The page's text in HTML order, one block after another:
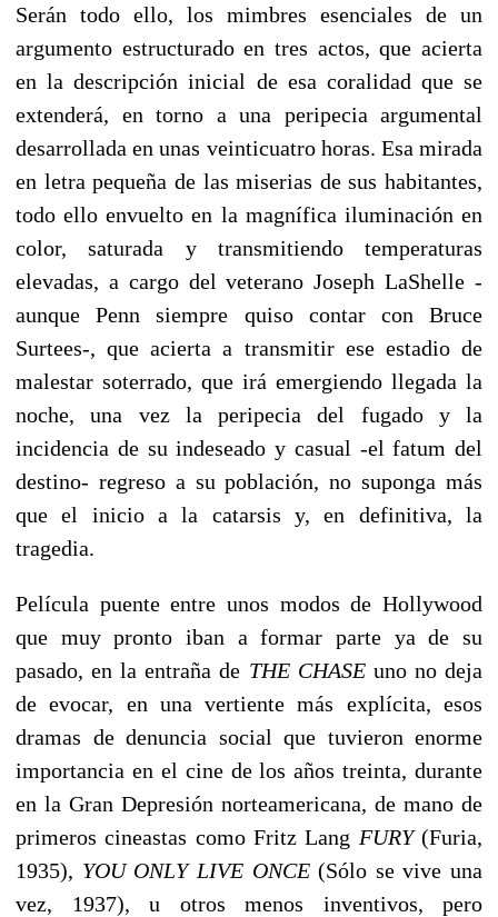
Serán todo ello, los mimbres esenciales de un
argumento estructurado en tres actos, que acierta
en la descripción inicial de esa coralidad que se
extenderá, en torno a una peripecia argumental
desarrollada en unas veinticuatro horas. Esa mirada
en letra pequeña de las miserias de sus habitantes,
todo ello envuelto en la magnífica iluminación en
color, saturada y transmitiendo temperaturas
elevadas, a cargo del veterano Joseph LaShelle -
aunque Penn siempre quiso contar con Bruce
Surtees-, que acierta a transmitir ese estadio de
malestar soterrado, que irá emergiendo llegada la
noche, una vez la peripecia del fugado y la
incidencia de su indeseado y casual -el fatum del
destino- regreso a su población, no suponga más
que el inicio a la catarsis y, en definitiva, la
tragedia.
Película puente entre unos modos de Hollywood
que muy pronto iban a formar parte ya de su
pasado, en la entraña de THE CHASEuno no deja
de evocar, en una vertiente más explícita, esos
dramas de denuncia social que tuvieron enorme
importancia en el cine de los años treinta, durante
en la Gran Depresión norteamericana, de mano de
primeros cineastas como Fritz Lang FURY(Furia,
1935), YOU ONLY LIVE ONCE(Sólo se vive una
vez, 1937), u otros menos inventivos, pero